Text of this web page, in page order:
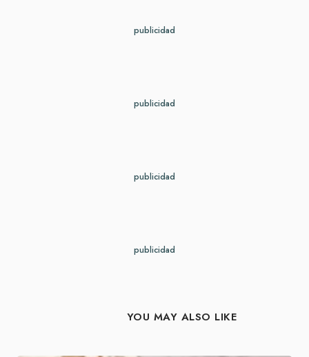
publicidad
publicidad
publicidad
publicidad
YOU MAY ALSO LIKE